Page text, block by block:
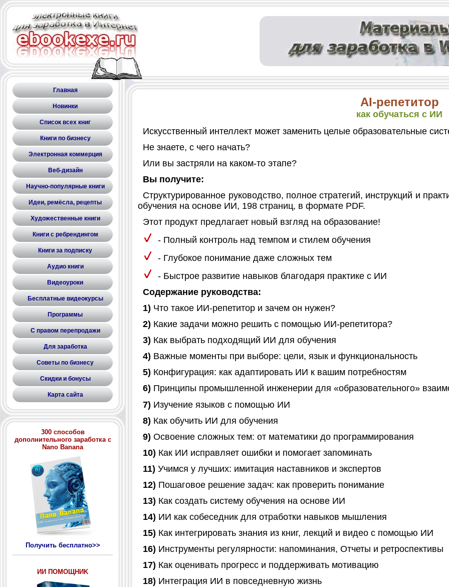
Главная
Новинки
Список всех книг
Книги по бизнесу
Электронная коммерция
Веб-дизайн
Научно-популярные книги
Идеи, ремёсла, рецепты
Художественные книги
Книги с ребрендингом
Книги за подписку
Аудио книги
Видеоуроки
Бесплатные видеокурсы
Программы
С правом перепродажи
Для заработка
Советы по бизнесу
Скидки и бонусы
Карта сайта
300 способов
дополнительного заработка с
Nano Banana
Получить бесплатно>>
ИИ ПОМОЩНИK
AI-репетитор
как обучаться с ИИ
Искусственный интеллект может заменить целые образовательные
Не знаете, с чего начать?
Или вы застряли на каком-то этапе?
Вы получите:
Структурированное руководство, полное стратегий, инструкций и
обучения на основе ИИ, 198 страниц, в формате PDF.
Этот продукт предлагает новый взгляд на образование!
- Полный контроль над темпом и стилем обучения
- Глубокое понимание даже сложных тем
- Быстрое развитие навыков благодаря практике с ИИ
Содержание руководства:
1) Что такое ИИ-репетитор и зачем он нужен?
2) Какие задачи можно решить с помощью ИИ-репетитора?
3) Как выбрать подходящий ИИ для обучения
4) Важные моменты при выборе: цели, язык и функциональность
5) Конфигурация: как адаптировать ИИ к вашим потребностям
6) Принципы промышленной инженерии для «образовательного»
7) Изучение языков с помощью ИИ
8) Как обучить ИИ для обучения
9) Освоение сложных тем: от математики до программирования
10) Как ИИ исправляет ошибки и помогает запоминать
11) Учимся у лучших: имитация наставников и экспертов
12) Пошаговое решение задач: как проверить понимание
13) Как создать систему обучения на основе ИИ
14) ИИ как собеседник для отработки навыков мышления
15) Как интегрировать знания из книг, лекций и видео с помощью ИИ
16) Инструменты регулярности: напоминания, Отчеты и ретроспективы
17) Как оценивать прогресс и поддерживать мотивацию
18) Интеграция ИИ в повседневную жизнь